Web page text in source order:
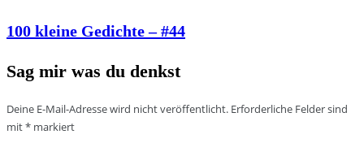
100 kleine Gedichte – #44
Sag mir was du denkst
Deine E-Mail-Adresse wird nicht veröffentlicht. Erforderliche Felder sind
mit* markiert